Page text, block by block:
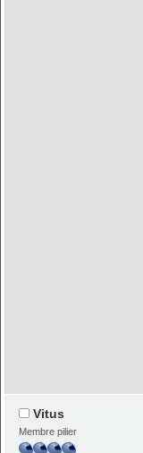
Vitus
Membre pilier